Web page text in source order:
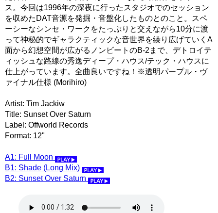
ス。今回は1996年の深夜に行ったスタジオでのセッション
を収めたDAT音源を発掘・音盤化したものとのこと。スペ
ーシーなシンセ・ワークをたっぷりと交えながら10分に渡
って神秘的でギャラクティックな音世界を繰り広げていくA
面から幻想空間が広がるノンビートのB-2まで、デトロイテ
ィッシュな路線の秀逸ディープ・ハウス/テック・ハウスに
仕上がっています。全曲良いですね！※透明パープル・ヴ
ァイナル仕様 (Morihiro)
Artist: Tim Jackiw
Title: Sunset Over Saturn
Label: Offworld Records
Format: 12"
A1: Full Moon
B1: Shade (Long Mix)
B2: Sunset Over Saturn